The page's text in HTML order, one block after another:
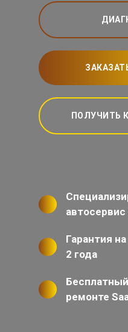
ПОЛУЧИТЬ
автосервис
Гарантия
2 года
ремонте